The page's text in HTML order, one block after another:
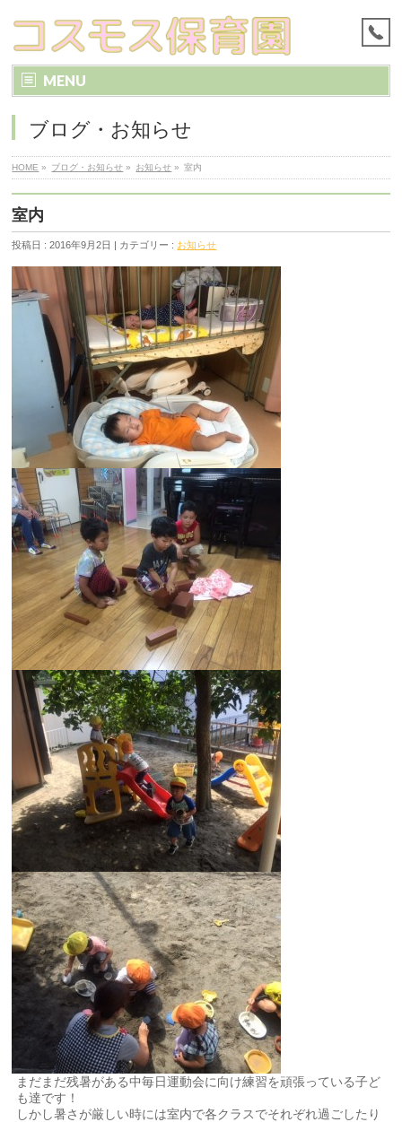
MENU
ブログ・お知らせ
HOME » ブログ・お知らせ » お知らせ » 室内
室内
投稿日 : 2016年9月2日 | カテゴリー : お知らせ
まだまだ残暑がある中毎日運動会に向け練習を頑張っている子ど
も達です！
しかし暑さが厳しい時には室内で各クラスでそれぞれ過ごしたり